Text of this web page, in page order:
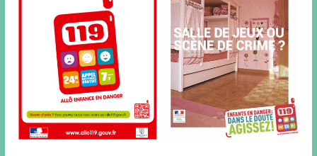
alternative
végétarienne